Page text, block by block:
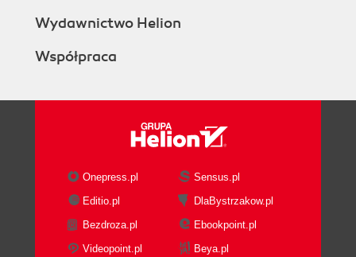
Wydawnictwo Helion
Współpraca
Onepress.pl
Sensus.pl
Editio.pl
DlaBystrzakow.pl
Bezdroza.pl
Ebookpoint.pl
Videopoint.pl
Beya.pl